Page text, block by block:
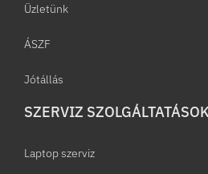
Üzletünk
ÁSZF
Jótállás
SZERVIZ
Laptop szerviz